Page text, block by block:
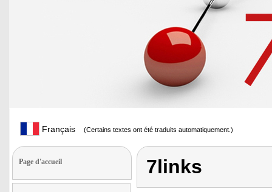
Français (Certains textes ont été traduits automatiquement.)
Page d'accueil 7links